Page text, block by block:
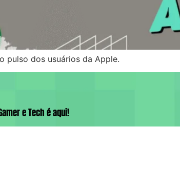
pulso dos usuários da Apple.
e Tech é aqui!